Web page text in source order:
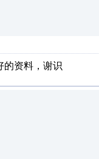
的资料，谢识